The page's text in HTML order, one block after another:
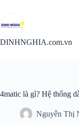
phần
nội
dung
DINHNGHIA.com.vn
4matic là gì? Hệ thống
Nguyễn Thị